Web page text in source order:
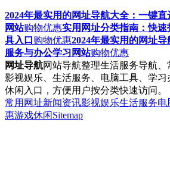
2024年最实用的网址导航大全：一键
网站购物优惠实用网址分类指南：快
具入口 购物优惠2024年最实用的网址
服务与办公学习网站购物优惠
网址导航网站导航整理生活服务导航、
影视娱乐、生活服务、电脑工具、学
休闲入口，方便用户按分类快速访问。
常用网址新闻资讯影视娱乐生活服务电
惠游戏休闲Sitemap